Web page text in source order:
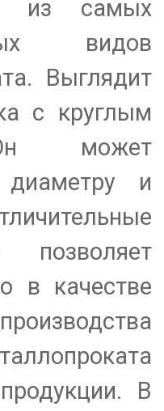
из самых
видов
Выглядит
с круглым
может
диаметру и
позволяет
в качестве
В